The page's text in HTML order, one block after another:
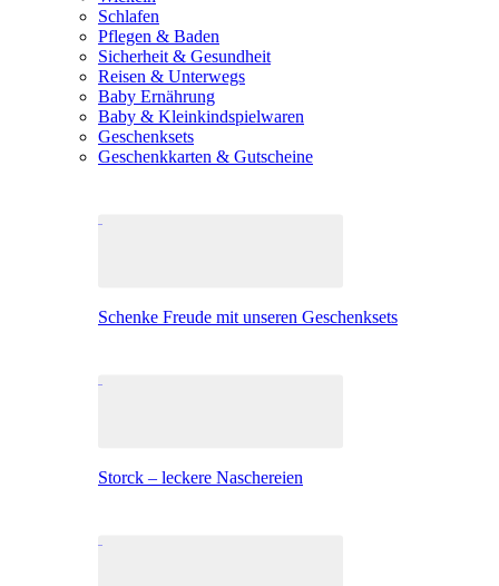
Schlafen
Pflegen & Baden
Sicherheit & Gesundheit
Reisen & Unterwegs
Baby Ernährung
Baby & Kleinkindspielwaren
Geschenksets
Geschenkkarten & Gutscheine
Schenke Freude mit unseren Geschenksets
Storck – leckere Naschereien